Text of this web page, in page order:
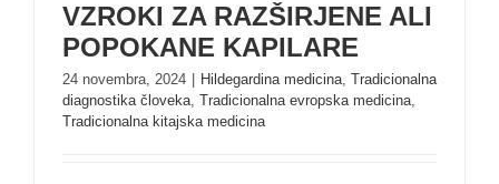
KAPILARE
VZROKI ZA RAZŠIRJENE ALI
POPOKANE KAPILARE
24 novembra, 2024 Hildegardina medicina, Tradicionalna
diagnostika človeka, Tradicionalna evropska medicina,
Tradicionalna kitajska medicina